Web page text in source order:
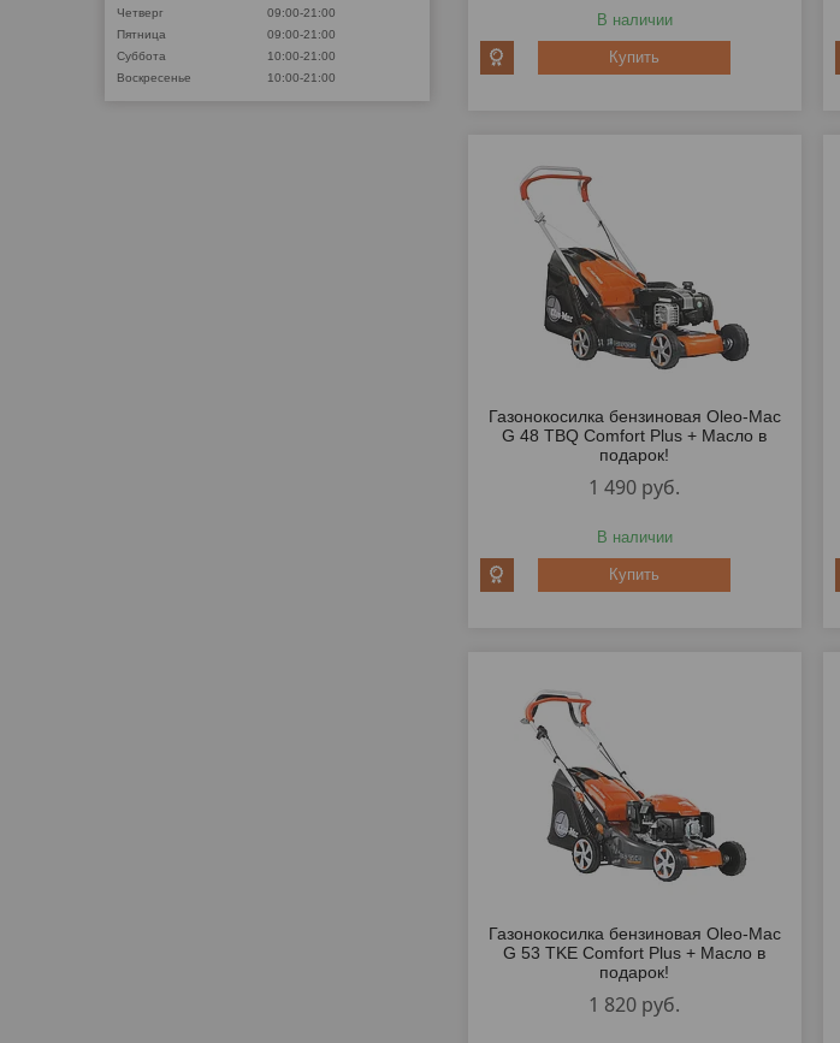
В наличии
Купить
Газонокосилка бензиновая Oleo-Mac
G 48 TBQ Comfort Plus + Масло в
подарок!
1 490 руб.
В наличии
Купить
Газонокосилка бензиновая Oleo-Mac
G 53 TKE Comfort Plus + Масло в
подарок!
1 820 руб.
Четверг
09:00-21:00
Пятница
09:00-21:00
Суббота
10:00-21:00
Воскресенье
10:00-21:00